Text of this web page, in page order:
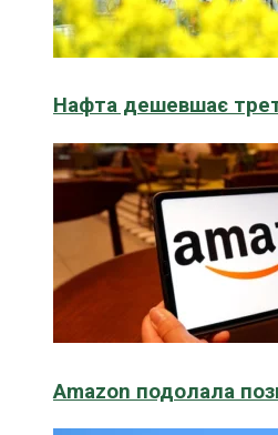
Нафта дешевшає
Amazon подолала